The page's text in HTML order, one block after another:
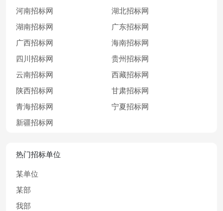
河南招标网
湖北招标网
湖南招标网
广东招标网
广西招标网
海南招标网
四川招标网
贵州招标网
云南招标网
西藏招标网
陕西招标网
甘肃招标网
青海招标网
宁夏招标网
新疆招标网
热门招标单位
某单位
某部
我部